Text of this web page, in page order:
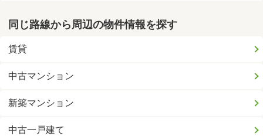
同じ路線から周辺の物件情報を探す
賃貸
中古マンション
新築マンション
中古一戸建て